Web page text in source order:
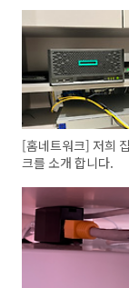
[홈네트워크] 저희
크를 소개 합니다.